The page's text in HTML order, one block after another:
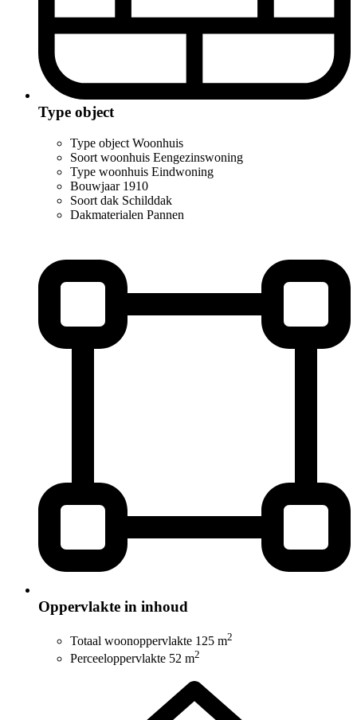
Type object
Type object Woonhuis
Soort woonhuis Eengezinswoning
Type woonhuis Eindwoning
Bouwjaar 1910
Soort dak Schilddak
Dakmaterialen Pannen
Oppervlakte in inhoud
Totaal woonoppervlakte 125 m2
Perceeloppervlakte 52 m2